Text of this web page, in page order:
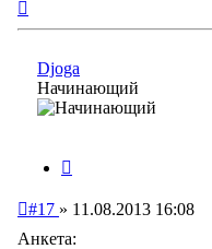
Djoga
Начинающий
Непрочитанное
#17 » 11.08.2013 16:08
Анкета: